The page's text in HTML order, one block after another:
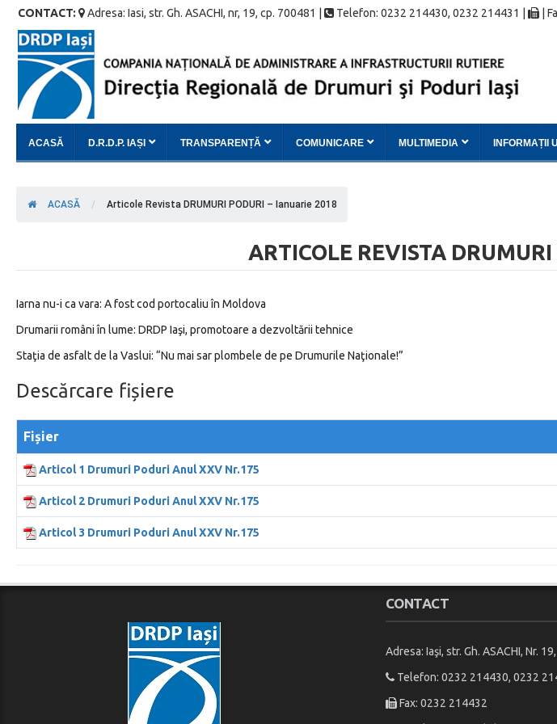
CONTACT: Adresa: Iasi, str. Gh. ASACHI, nr, 19, cp. 700481 | Telefon: 0232 214430, 0232 214431 | |
ACASĂ D.R.D.P. IAȘI TRANSPARENȚĂ COMUNICARE MULTIMEDIA INFORMAȚII
ACASĂ / Articole Revista DRUMURI PODURI – Ianuarie 2018
ARTICOLE REVISTA
Iarna nu-i ca vara: A fost cod portocaliu în Moldova
Drumarii români în lume: DRDP Iaşi, promotoare a dezvoltării tehnice
Staţia de asfalt de la Vaslui: “Nu mai sar plombele de pe Drumurile Naţionale!”
Descărcare fișiere
Fișier
Articol 1 Drumuri Poduri Anul XXV Nr.175
Articol 2 Drumuri Poduri Anul XXV Nr.175
Articol 3 Drumuri Poduri Anul XXV Nr.175
CONTACT
Adresa: Iaşi, str. Gh. ASACHI, Nr.
Telefon: 0232 214430, 0232
Fax: 0232 214432